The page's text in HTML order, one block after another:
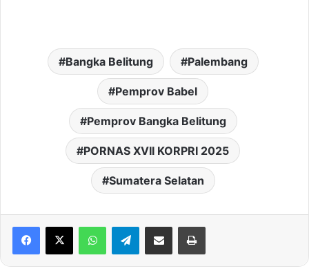
Bangka Belitung Palembang
Pemprov Babel
Pemprov Bangka Belitung
PORNAS XVII KORPRI 2025
Sumatera Selatan
WhatsAppTelegramShare via Email Print